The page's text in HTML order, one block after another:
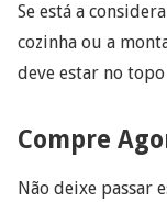
Se está a
cozinha ou a
deve estar no
Compre
Não deixe passar